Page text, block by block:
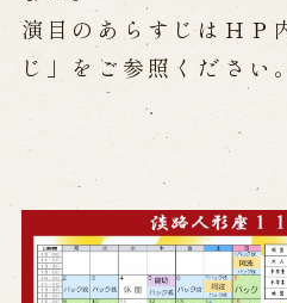
Touring show
Touring show
History
演目のあらすじはＨＰ
じ」をご参照ください。